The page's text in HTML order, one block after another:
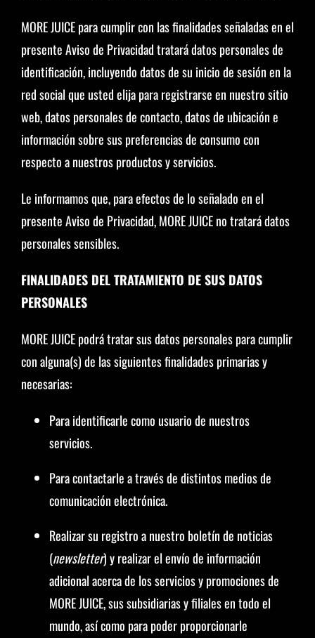
MORE JUICE para cumplir con las finalidades señaladas en el
presente Aviso de Privacidad tratará datos personales de
identificación, incluyendo datos de su inicio de sesión en la
red social que usted elija para registrarse en nuestro sitio
web, datos personales de contacto, datos de ubicación e
información sobre sus preferencias de consumo con
respecto a nuestros productos y servicios.
Le informamos que, para efectos de lo señalado en el
presente Aviso de Privacidad, MORE JUICE no tratará datos
personales sensibles.
FINALIDADES DEL TRATAMIENTO DE SUS DATOS
PERSONALES
MORE JUICE podrá tratar sus datos personales para cumplir
con alguna(s) de las siguientes finalidades primarias y
necesarias:
Para identificarle como usuario de nuestros
servicios.
Para contactarle a través de distintos medios de
comunicación electrónica.
Realizar su registro a nuestro boletín de noticias
(newsletter) y realizar el envío de información
adicional acerca de los servicios y promociones de
MORE JUICE, sus subsidiarias y filiales en todo el
mundo, así como para poder proporcionarle